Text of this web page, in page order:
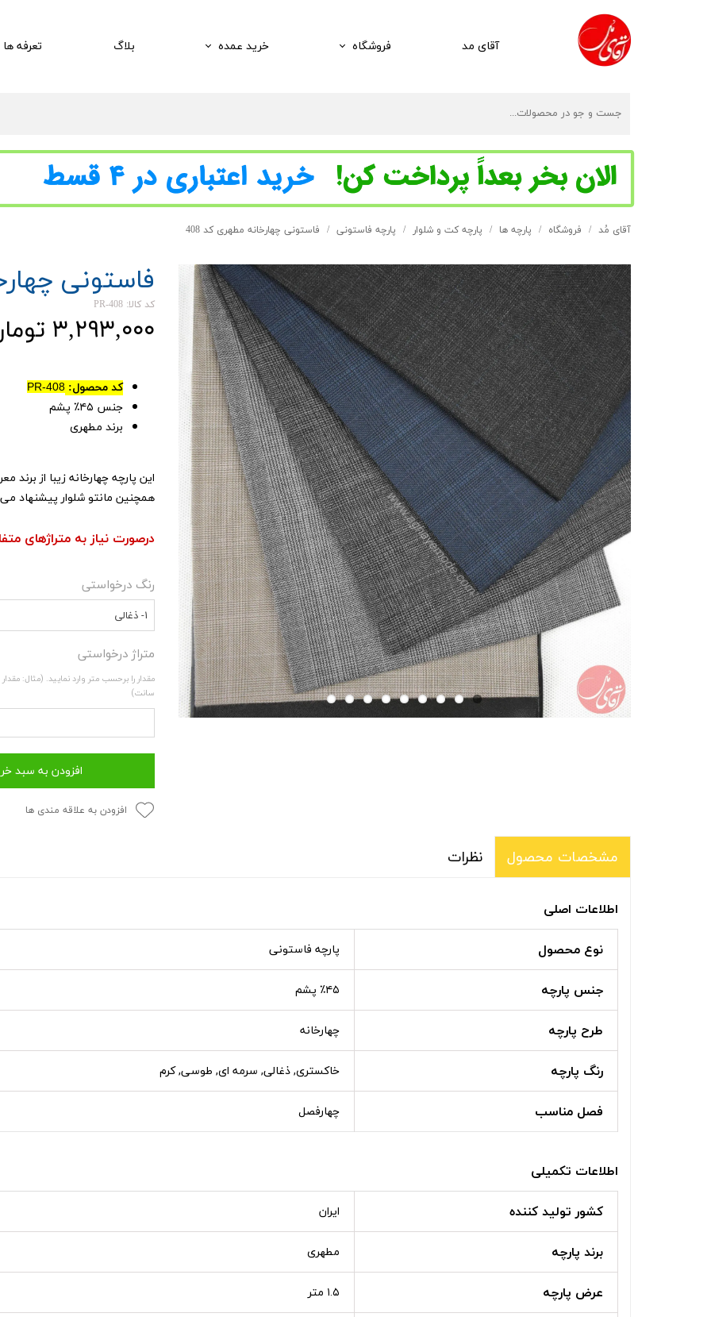
آقای مد فروشگاه خرید عمده بلاگ تعرفه ها
آقای مُد فروشگاه پارچه ها پارچه کت و شلوار پارچه فاستونی فاستونی چهارخانه مطهری کد 408
فاستونی
کد کالا: PR-408
۳,۲۹۳,۰۰۰ تومان
کد محصول:PR-408
جنس ۴۵٪ پشم
برند مطهری
این پارچه چهارخانه زیبا از
همچنین مانتو شلوار پیشنهاد
درصورت نیاز به متراژهای
رنگ درخواستی
1- ذغالی
متراژ درخواستی
سانت)
افزودن به سبد
افزودن به علاقه مندی ها
مشخصات محصول نظرات
اطلاعات اصلی
نوع محصول
پارچه فاستونی
جنس پارچه ٪۴۵ پشم
طرح پارچه چهارخانه
رنگ پارچه خاکستری, ذغالی, سرمه ای, طوسی, کرم
فصل مناسب چهارفصل
اطلاعات تکمیلی
کشور تولید کننده
ایران
برند پارچه مطهری
عرض پارچه ۱.۵ متر